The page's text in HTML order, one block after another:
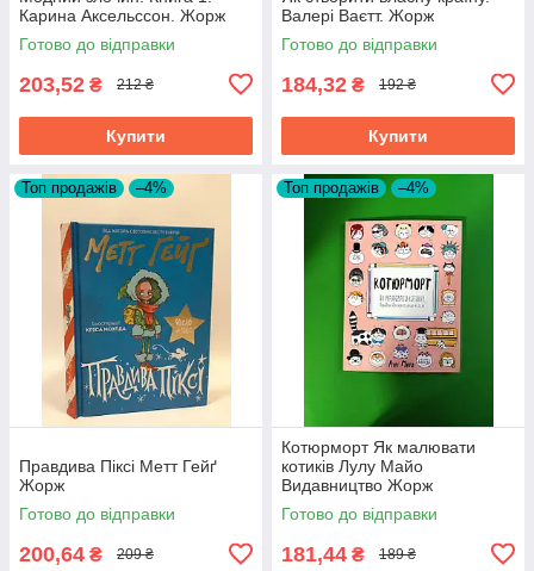
Карина Аксельссон. Жорж
Готово до відправки
203,52 ₴ 212 ₴
Купити
Валері Ваєтт. Жорж
Готово до відправки
184,32 ₴ 192 ₴
Купити
Топ продажів –4%
Правдива Піксі Метт Гейґ
Жорж
Готово до відправки
200,64 ₴ 209 ₴
Топ продажів –4%
Котюрморт Як малювати
котиків Лулу Майо
Видавництво Жорж
Готово до відправки
181,44 ₴ 189 ₴